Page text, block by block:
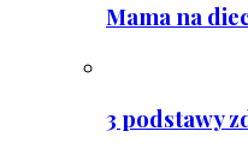
Mama na
3 podstawy